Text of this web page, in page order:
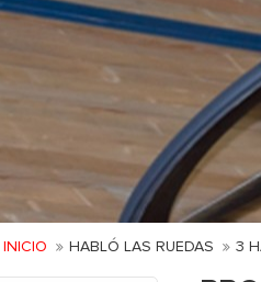
INICIO HABLÓ LAS RUEDAS 3